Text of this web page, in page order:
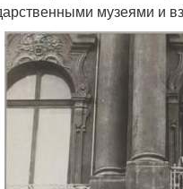
музеями и